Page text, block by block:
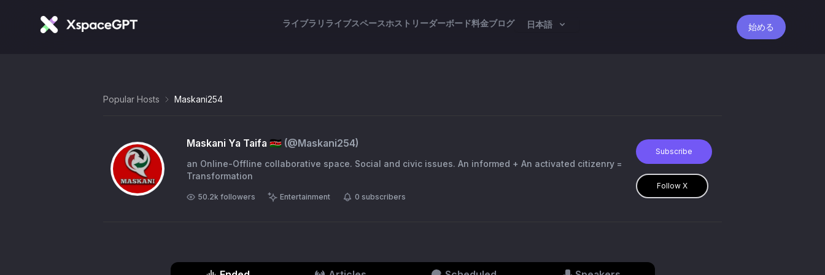
ライブラリ ライブスペースホスト リーダーボード料金ブログ 日本語 始める
Popular Hosts Maskani254
Maskani Ya Taifa 🇰🇪 (@Maskani254)
an Online-Offline collaborative space. Social and civic issues. An informed + An activated citizenry =
Transformation
50.2k followers Entertainment 0 subscribers
Subscribe
Follow X